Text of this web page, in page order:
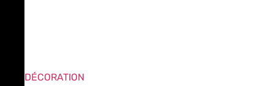
DÉCORATION